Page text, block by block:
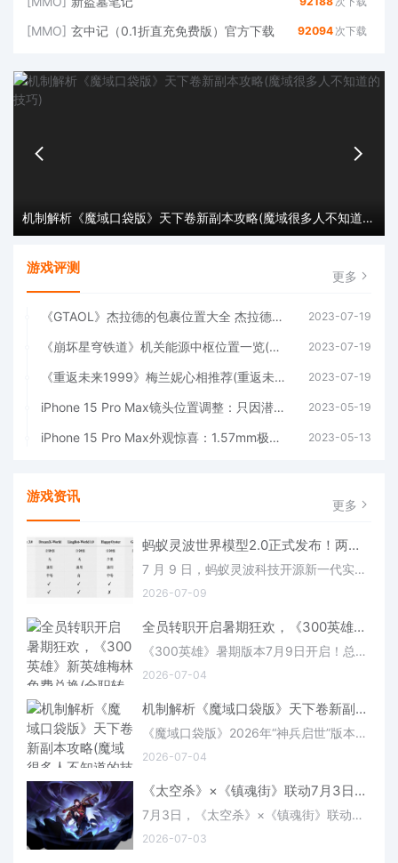
[MMO] 玄中记（0.1折直充免费版）官方下载 92094 次下载
机制解析《魔域口袋版》天下卷新副本攻略(魔域很多人不知道的技巧)
游戏评测 更多
《GTAOL》杰拉德的包裹位置大全 杰拉德的包裹在哪？(gtaol杰拉德的包裹) 2023-07-19
《崩坏星穹铁道》机关能源中枢位置一览(崩坏星穹铁道云游戏) 2023-07-19
《重返未来1999》梅兰妮心相推荐(重返未来1999官网入口) 2023-07-19
iPhone 15 Pro Max镜头位置调整：只因潜望长焦的加入 2023-05-19
iPhone 15 Pro Max外观惊喜：1.57mm极窄边框属实震撼 2023-05-13
游戏资讯 更多
蚂蚁灵波世界模型2.0正式发布！两大首创：小时级实时生成+Agent实时“陪玩”(世界最大蚂蚁窝模型)
7 月 9 日，蚂蚁灵波科技开源新一代实时交互世界模型 LingBot-World 2.0（又称 LingBot-World-Infinity）。该模型全面升级..
2026-07-09
全员转职开启暑期狂欢，《300英雄》新英雄梅林免费兑换(全职转正是什么意思)
《300英雄》暑期版本7月9日开启！总计超过100+的英雄专属天赋实装，局内选用即可改变英雄技能组和技能效果，全员转职解锁英雄新体验！更有全新模式修仙杀阵/战场杀阵开启二次元杀阵新体验！此外，新英雄梅..
2026-07-04
机制解析《魔域口袋版》天下卷新副本攻略(魔域很多人不知道的技巧)
《魔域口袋版》2026年“神兵启世”版本推出的这卷上古秘藏，不仅用五位领主的虐心故事织就了一部奇幻短剧，更用层层递进的难度锁、严苛的战斗时限和独创的进度共享机制，重新定义了组队开荒的协作逻辑。
2026-07-04
《太空杀》×《镇魂街》联动7月3日正式开启，新身份登场！(太空杀讲解)
7月3日，《太空杀》×《镇魂街》联动正式拉开帷幕！本次更新不仅将曹焱兵、项昆仑等经典角色上线，镇魂街联动连锁礼包也一并登场！玩家完成活跃任务即可免费领取新身份钟馗。同时..
2026-07-03